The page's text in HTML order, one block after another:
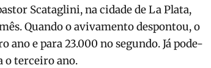
Scataglini, na cidade de La Plata,
Quando o avivamento despontou, o
e para 23.000 no segun­do. Já pode-
o terceiro ano.